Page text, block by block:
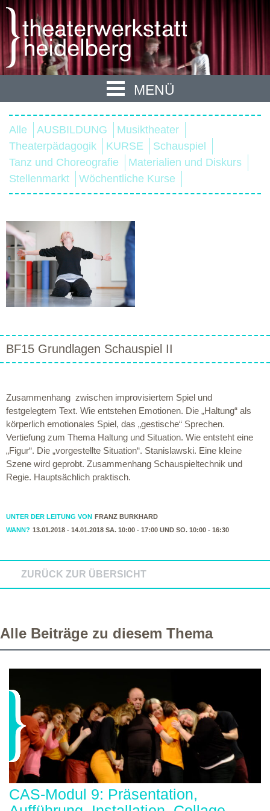
MENÜ
Alle AUSBILDUNG
Musiktheater
Theaterpädagogik
KURSE
Schauspiel
Tanz und Choreografie
Materialien und Diskurs
Stellenmarkt
Wöchentliche Kurse
BF15 Grundlagen Schauspiel II
Zusammenhang zwischen improvisiertem Spiel und
festgelegtem Text. Wie entstehen Emotionen. Die „Haltung“ als
körperlich emotionales Spiel, das „gestische“ Sprechen.
Vertiefung zum Thema Haltung und Situation. Wie entsteht eine
„Figur“. Die „vorgestellte Situation“. Stanislawski. Eine kleine
Szene wird geprobt. Zusammenhang Schauspieltechnik und
Regie. Hauptsächlich praktisch.
UNTER DER LEITUNG VON FRANZ BURKHARD
WANN? 13.01.2018 - 14.01.2018 SA. 10:00 - 17:00 UND SO. 10:00 - 16:30
ZURÜCK ZUR ÜBERSICHT
Alle Beiträge zu diesem Thema
CAS-Modul 9: Präsentation,